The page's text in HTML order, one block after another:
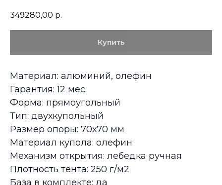
349280,00 р.
Купить
Материал: алюминий, олефин
Гарантия: 12 мес.
Форма: прямоугольный
Тип: двухкупольный
Размер опоры: 70х70 мм
Материал купола: олефин
Механизм открытия: лебедка ручная
Плотность тента: 250 г/м2
База в комплекте: да